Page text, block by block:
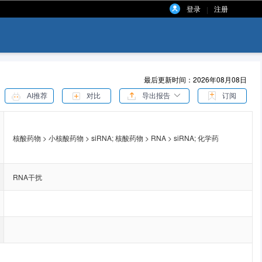
登录 | 注册
最后更新时间：2026年08月08日
AI推荐 对比 导出报告 订阅
核酸药物 > 小核酸药物 > siRNA;核酸药物 > RNA > siRNA;化学药
RNA干扰